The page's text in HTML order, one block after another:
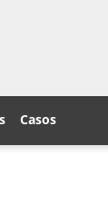
Casos